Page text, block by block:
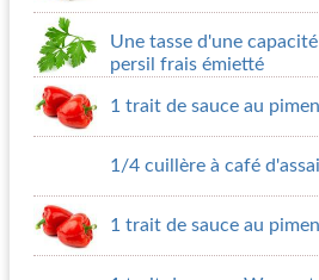
Une tasse d'une
persil frais émietté
1 trait de sauce au
1/4 cuillère à café
1 trait de sauce au